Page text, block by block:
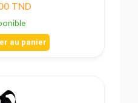
TND
au panier